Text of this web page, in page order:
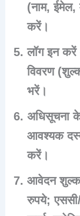
(नाम, ईमेल,
करें।
लॉग इन
विवरण
भरें।
अधिसूचना
आवश्यक
करें।
आवेदन शुल्क
रुपये;